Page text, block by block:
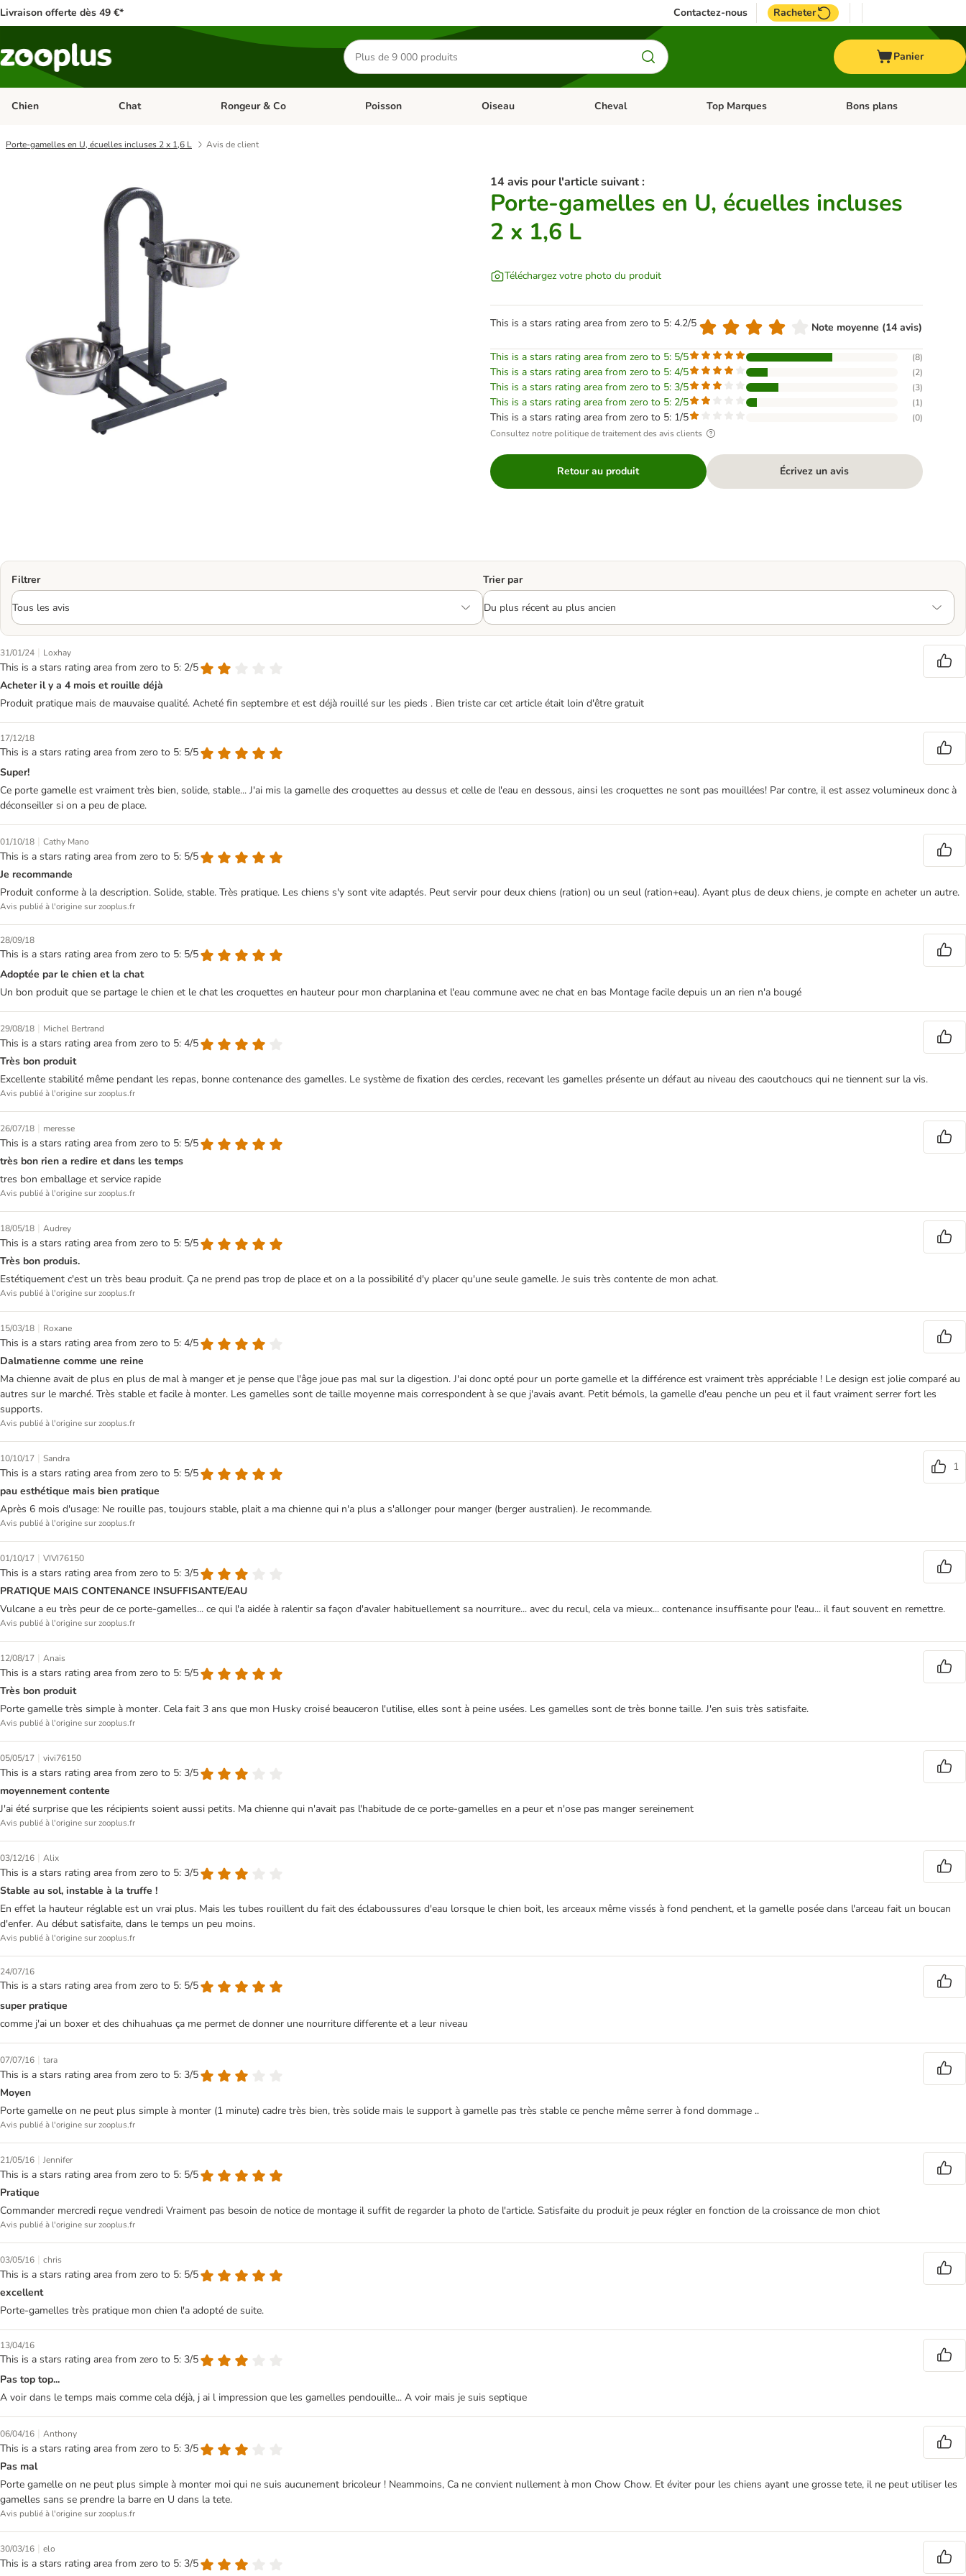
Livraison offerte dès 49 €* Contactez-nous Racheter
Rechercher
des
produits
Panier
Chien Dérouler les catégories: Chien
Chat Dérouler les catégories: Chat
Rongeur & Co Dérouler les catégories: Rongeur & Co
Poisson Dérouler les catégories: Poisson
Oiseau Dérouler les catégories: Oiseau
Cheval Dérouler les catégories: Cheval
Top Marques Dérouler les catégories: Top
Bons plans
Porte-gamelles en U, écuelles incluses 2 x 1,6 L Avis de client
14 avis pour l'article suivant :
Porte-gamelles en U, écuelles incluses
2 x 1,6 L
Téléchargez votre photo du produit
This is a stars rating area from zero to 5: 4.2/5 Note moyenne (14 avis)
This is a stars rating area from zero to 5: 5/5 (8)
This is a stars rating area from zero to 5: 4/5 (2)
This is a stars rating area from zero to 5: 3/5 (3)
This is a stars rating area from zero to 5: 2/5 (1)
This is a stars rating area from zero to 5: 1/5 (0)
Consultez notre politique de traitement des avis clients
Retour au produit Écrivez un avis
Filtrer Trier par
31/01/24 | Loxhay
This is a stars rating area from zero to 5: 2/5
Acheter il y a 4 mois et rouille déjà
Produit pratique mais de mauvaise qualité. Acheté fin septembre et est déjà rouillé sur les pieds . Bien triste car cet article était loin d'être gratuit
17/12/18
This is a stars rating area from zero to 5: 5/5
Super!
Ce porte gamelle est vraiment très bien, solide, stable... J'ai mis la gamelle des croquettes au dessus et celle de l'eau en dessous, ainsi les croquettes ne sont pas mouillées! Par contre, il est assez volumineux donc à
déconseiller si on a peu de place.
01/10/18 | Cathy Mano
This is a stars rating area from zero to 5: 5/5
Je recommande
Produit conforme à la description. Solide, stable. Très pratique. Les chiens s'y sont vite adaptés. Peut servir pour deux chiens (ration) ou un seul (ration+eau). Ayant plus de deux chiens, je compte en acheter un autre.
Avis publié à l'origine sur zooplus.fr
28/09/18
This is a stars rating area from zero to 5: 5/5
Adoptée par le chien et la chat
Un bon produit que se partage le chien et le chat les croquettes en hauteur pour mon charplanina et l'eau commune avec ne chat en bas Montage facile depuis un an rien n'a bougé
29/08/18 | Michel Bertrand
This is a stars rating area from zero to 5: 4/5
Très bon produit
Excellente stabilité même pendant les repas, bonne contenance des gamelles. Le système de fixation des cercles, recevant les gamelles présente un défaut au niveau des caoutchoucs qui ne tiennent sur la vis.
Avis publié à l'origine sur zooplus.fr
26/07/18 | meresse
This is a stars rating area from zero to 5: 5/5
très bon rien a redire et dans les temps
tres bon emballage et service rapide
Avis publié à l'origine sur zooplus.fr
18/05/18 | Audrey
This is a stars rating area from zero to 5: 5/5
Très bon produis.
Estétiquement c'est un très beau produit. Ça ne prend pas trop de place et on a la possibilité d'y placer qu'une seule gamelle. Je suis très contente de mon achat.
Avis publié à l'origine sur zooplus.fr
15/03/18 | Roxane
This is a stars rating area from zero to 5: 4/5
Dalmatienne comme une reine
Ma chienne avait de plus en plus de mal à manger et je pense que l'âge joue pas mal sur la digestion. J'ai donc opté pour un porte gamelle et la différence est vraiment très appréciable ! Le design est jolie comparé au
autres sur le marché. Très stable et facile à monter. Les gamelles sont de taille moyenne mais correspondent à se que j'avais avant. Petit bémols, la gamelle d'eau penche un peu et il faut vraiment serrer fort les
supports.
Avis publié à l'origine sur zooplus.fr
10/10/17 | Sandra
This is a stars rating area from zero to 5: 5/5
1
pau esthétique mais bien pratique
Après 6 mois d'usage: Ne rouille pas, toujours stable, plait a ma chienne qui n'a plus a s'allonger pour manger (berger australien). Je recommande.
Avis publié à l'origine sur zooplus.fr
01/10/17 | VIVI76150
This is a stars rating area from zero to 5: 3/5
PRATIQUE MAIS CONTENANCE INSUFFISANTE/EAU
Vulcane a eu très peur de ce porte-gamelles... ce qui l'a aidée à ralentir sa façon d'avaler habituellement sa nourriture... avec du recul, cela va mieux... contenance insuffisante pour l'eau... il faut souvent en remettre.
Avis publié à l'origine sur zooplus.fr
12/08/17 | Anais
This is a stars rating area from zero to 5: 5/5
Très bon produit
Porte gamelle très simple à monter. Cela fait 3 ans que mon Husky croisé beauceron l'utilise, elles sont à peine usées. Les gamelles sont de très bonne taille. J'en suis très satisfaite.
Avis publié à l'origine sur zooplus.fr
05/05/17 | vivi76150
This is a stars rating area from zero to 5: 3/5
moyennement contente
J'ai été surprise que les récipients soient aussi petits. Ma chienne qui n'avait pas l'habitude de ce porte-gamelles en a peur et n'ose pas manger sereinement
Avis publié à l'origine sur zooplus.fr
03/12/16 | Alix
This is a stars rating area from zero to 5: 3/5
Stable au sol, instable à la truffe !
En effet la hauteur réglable est un vrai plus. Mais les tubes rouillent du fait des éclaboussures d'eau lorsque le chien boit, les arceaux même vissés à fond penchent, et la gamelle posée dans l'arceau fait un boucan
d'enfer. Au début satisfaite, dans le temps un peu moins.
Avis publié à l'origine sur zooplus.fr
24/07/16
This is a stars rating area from zero to 5: 5/5
super pratique
comme j'ai un boxer et des chihuahuas ça me permet de donner une nourriture differente et a leur niveau
07/07/16 | tara
This is a stars rating area from zero to 5: 3/5
Moyen
Porte gamelle on ne peut plus simple à monter (1 minute) cadre très bien, très solide mais le support à gamelle pas très stable ce penche même serrer à fond dommage ..
Avis publié à l'origine sur zooplus.fr
21/05/16 | Jennifer
This is a stars rating area from zero to 5: 5/5
Pratique
Commander mercredi reçue vendredi Vraiment pas besoin de notice de montage il suffit de regarder la photo de l'article. Satisfaite du produit je peux régler en fonction de la croissance de mon chiot
Avis publié à l'origine sur zooplus.fr
03/05/16 | chris
This is a stars rating area from zero to 5: 5/5
excellent
Porte-gamelles très pratique mon chien l'a adopté de suite.
13/04/16
This is a stars rating area from zero to 5: 3/5
Pas top top...
A voir dans le temps mais comme cela déjà, j ai l impression que les gamelles pendouille... A voir mais je suis septique
06/04/16 | Anthony
This is a stars rating area from zero to 5: 3/5
Pas mal
Porte gamelle on ne peut plus simple à monter moi qui ne suis aucunement bricoleur ! Neammoins, Ca ne convient nullement à mon Chow Chow. Et éviter pour les chiens ayant une grosse tete, il ne peut utiliser les
gamelles sans se prendre la barre en U dans la tete.
Avis publié à l'origine sur zooplus.fr
30/03/16 | elo
This is a stars rating area from zero to 5: 3/5